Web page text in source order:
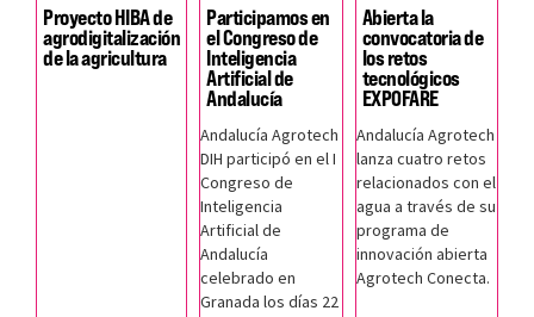
Proyecto HIBA de
agrodigitalización
de la agricultura
Participamos en
el Congreso de
Inteligencia
Artificial de
Andalucía
Andalucía Agrotech
DIH participó en el I
Congreso de
Inteligencia
Artificial de
Andalucía
celebrado en
Granada los días 22
Abierta la
convocatoria de
los retos
tecnológicos
EXPOFARE
Andalucía Agrotech
lanza cuatro retos
relacionados con el
agua a través de su
programa de
innovación abierta
Agrotech Conecta.